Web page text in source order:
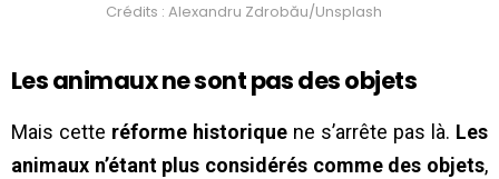
Crédits : Alexandru Zdrobău/Unsplash
Les animaux ne sont pas des objets
Mais cette réforme historique ne s’arrête pas là. Les
animaux n’étant plus considérés comme des objets,